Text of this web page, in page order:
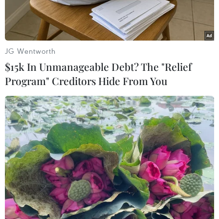
Nghệ An bị hoãn.
Việc trận đấu tại Lạch Tray bị hoãn khiến SLNA
(21 điểm) chưa thể giành lại ngôi đầu đã bị Hà
dù ở vòng này thì đội bóng thủ đô cũng đã phải
chia điểm với Hoàng Anh Gia Lai. Trong khi đó,
chiến thắng 3-1 trước Đồng Tâm Long An đã
đưa Thanh Hóa lên xếp thứ 4, chỉ kém 3 điểm so
với đội đầu bảng Hà Nội T&T.
Ở trận đấu còn lại, V.Ninh Bình đã bị Đồng Nai
chia điểm trong trận "thủy chiến" do ảnh hưởng
của cơn bão số 2.
Ngay sau tiếng còi khai cuộc của trọng tài
JG Wentworth
$15k In Unmanageable Debt? The "Relief
Program" Creditors Hide From You